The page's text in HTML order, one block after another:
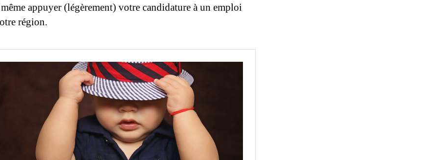
appuyer (légèrement) votre candidature à un emploi
région.